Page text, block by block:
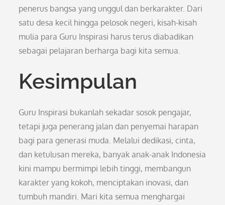
penerus bangsa yang unggul dan berkarakter. Dari
satu desa kecil hingga pelosok negeri, kisah-kisah
mulia para Guru Inspirasi harus terus diabadikan
sebagai pelajaran berharga bagi kita semua.
Kesimpulan
Guru Inspirasi bukanlah sekadar sosok pengajar,
tetapi juga penerang jalan dan penyemai harapan
bagi para generasi muda. Melalui dedikasi, cinta,
dan ketulusan mereka, banyak anak-anak Indonesia
kini mampu bermimpi lebih tinggi, membangun
karakter yang kokoh, menciptakan inovasi, dan
tumbuh mandiri. Mari kita semua menghargai